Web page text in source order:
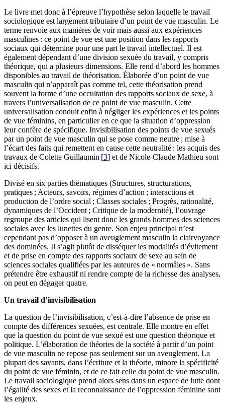
Le livre met donc à l’épreuve l’hypothèse selon laquelle le travail
sociologique est largement tributaire d’un point de vue masculin. Le
terme renvoie aux manières de voir mais aussi aux expériences
masculines : ce point de vue est une position dans les rapports
sociaux qui détermine pour une part le travail intellectuel. Il est
également dépendant d’une division sexuée du travail, y compris
théorique, qui a plusieurs dimensions. Elle rend d’abord les hommes
disponibles au travail de théorisation. Élaborée d’un point de vue
masculin qui n’apparaît pas comme tel, cette théorisation prend
souvent la forme d’une occultation des rapports sociaux de sexe, à
travers l’universalisation de ce point de vue masculin. Cette
universalisation conduit enfin à négliger les expériences et les points
de vue féminins, en particulier en ce que la situation d’oppression
leur confère de spécifique. Invisibilisation des points de vue sexués
par un point de vue masculin qui se pose comme neutre ; mise à
l’écart des faits qui remettent en cause cette neutralité : les acquis des
travaux de Colette Guillaumin [3] et de Nicole-Claude Mathieu sont
ici décisifs.
Divisé en six parties thématiques (Structures, structurations,
pratiques ; Acteurs, savoirs, régimes d’action ; interactions et
production de l’ordre social ; Classes sociales ; Progrès, rationalité,
dynamiques de l’Occident ; Critique de la modernité), l’ouvrage
regroupe des articles qui lisent donc les grands hommes des sciences
sociales avec les lunettes du genre. Son enjeu principal n’est
cependant pas d’opposer à un aveuglement masculin la clairvoyance
des dominées. Il s’agit plutôt de disséquer les modalités d’évitement
et de prise en compte des rapports sociaux de sexe au sein de
sciences sociales qualifiées par les auteures de « normâles ». Sans
prétendre être exhaustif ni rendre compte de la richesse des analyses,
on peut en dégager quatre.
Un travail d’invisibilisation
La question de l’invisibilisation, c’est-à-dire l’absence de prise en
compte des différences sexuées, est centrale. Elle montre en effet
que la question du point de vue sexué est une question théorique et
politique. L’élaboration de théories de la société à partir d’un point
de vue masculin ne repose pas seulement sur un aveuglement. La
plupart des savants, dans l’écriture et la théorie, minore la spécificité
du point de vue féminin, et de ce fait celle du point de vue masculin.
Le travail sociologique prend alors sens dans un espace de lutte dont
l’égalité des sexes et la reconnaissance de l’oppression féminine sont
les enjeux.